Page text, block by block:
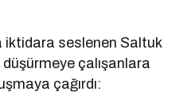
iktidara seslenen Saltuk
çalışanlara
çağırdı: